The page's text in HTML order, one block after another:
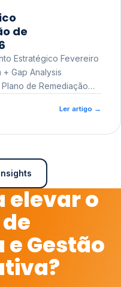
de
Estratégico Fevereiro
Gap Analysis
de Remediação
Ler artigo →
elevar o
Gestão